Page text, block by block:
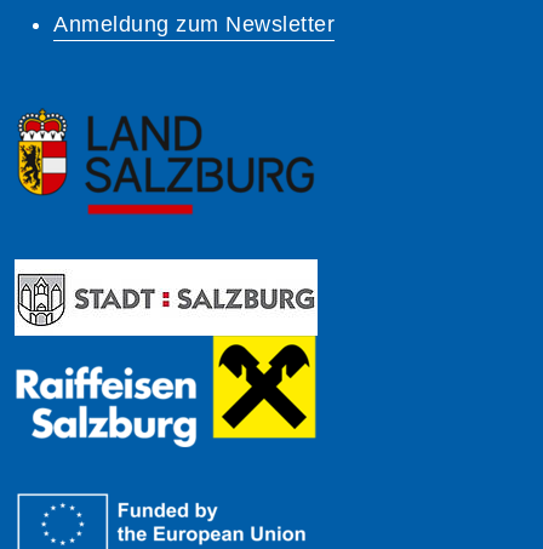
Anmeldung zum Newsletter